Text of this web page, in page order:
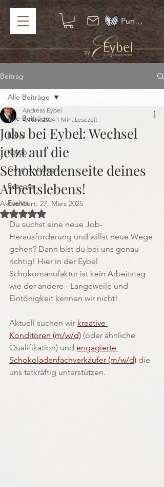
Punkte ansehen
Beitrag
Alle Beiträge
Eybel
Kakao
Geschenkideen
Rezepte
Events
Alle Beiträge
Jobs bei Eybel: Wechsel
jetzt auf die
Schokoladenseite deines
Arbeitslebens!
Andreas Eybel
4. Nov. 2024 1 Min. Lesezeit
Aktualisiert: 27. März 2025
Mit NaN von 5 Sternen bewertet.
Du suchst eine neue Job-
Herausforderung und willst neue Wege
gehen? Dann bist du bei uns genau
richtig! Hier in der Eybel
Schokomanufaktur ist kein Arbeitstag
wie der andere - Langeweile und
Eintönigkeit kennen wir nicht!
Aktuell suchen wir kreative
Konditoren (m/w/d) (oder ähnliche
Qualifikation) und engagierte
Schokoladenfachverkäufer (m/w/d) die
uns tatkräftig unterstützen.